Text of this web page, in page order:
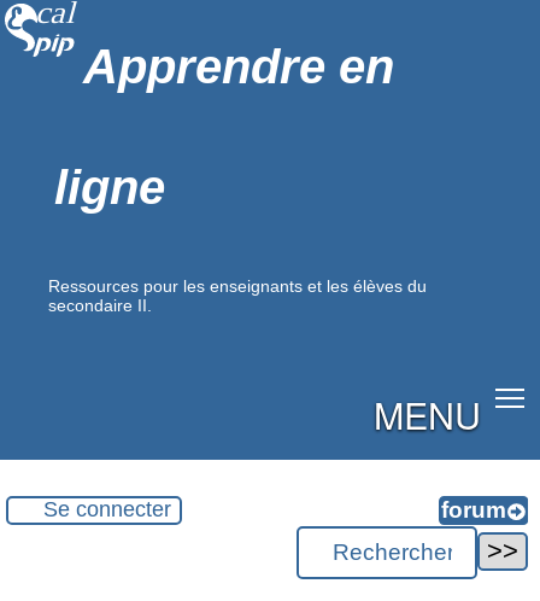
Apprendre en
ligne
Ressources pour les enseignants et les élèves du
secondaire II.
MENU
Se connecter